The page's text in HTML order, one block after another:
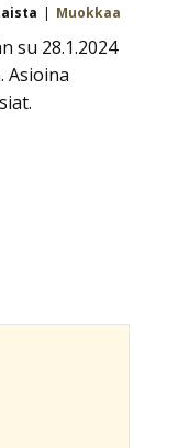
Muokkaa
su 28.1.2024
Asioina